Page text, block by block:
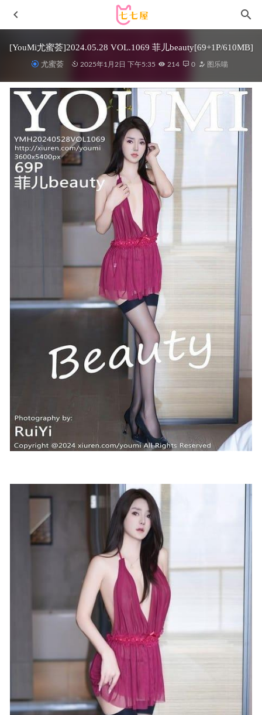
[YouMi尤蜜荟]2024.05.28 VOL.1069 菲儿beauty[69+1P/610MB]
尤蜜荟 2025年1月2日 下午5:35 214 0 图乐喵
鹿野希 –VOL17丝袜OL[77P/213MB]
霜月shimo – NO.124 2025年09月订阅 千鳥格内衣
Houndstooth Underwear [22P4V-160MB] 2025-11-21
ZinieQ – Mizuryuu Kei land[44P-443.3M]
Nagisa魔物喵 – NO.51 妻の和風浴衣 [37P3V-619MB]
过期米线线喵 – NO.175 女警 [59P-179MB]